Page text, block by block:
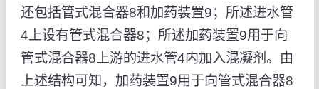
还包括管式混合器8和加药装置9；所述进水管
4上设有管式混合器8；所述加药装置9用于向
管式混合器8上游的进水管4内加入混凝剂。由
上述结构可知，加药装置9用于向管式混合器8